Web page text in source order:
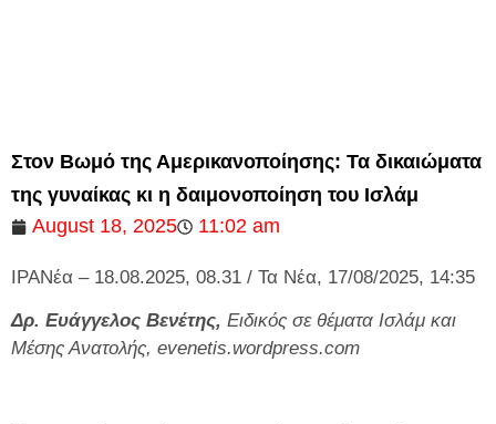
Στον Βωμό της Αμερικανοποίησης: Τα δικαιώματα
της γυναίκας κι η δαιμονοποίηση του Ισλάμ
August 18, 2025
11:02 am
ΙΡΑΝέα – 18.08.2025, 08.31 / Τα Νέα, 17/08/2025, 14:35
Δρ. Ευάγγελος Βενέτης, Ειδικός σε θέματα Ισλάμ και
Μέσης Ανατολής, evenetis.wordpress.com